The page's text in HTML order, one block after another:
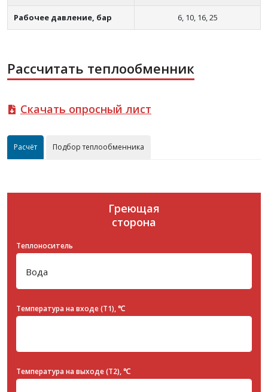
Рабочее давление, бар 6, 10, 16, 25
Рассчитать теплообменник
Скачать опросный лист
Расчёт Подбор теплообменника
Греющая
сторона
Теплоноситель
Температура на входе (T1), ℃
Температура на выходе (T2), ℃